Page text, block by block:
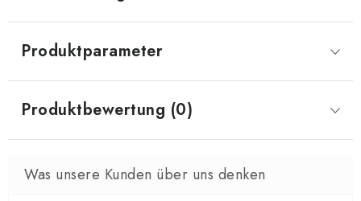
Produktparameter
Produktbewertung (0)